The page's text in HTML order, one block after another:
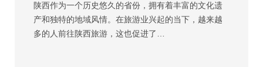
陕西作为一个历史悠久的省份，拥有着丰富的文化遗
产和独特的地域风情。在旅游业兴起的当下，越来越
多的人前往陕西旅游，这也促进了…